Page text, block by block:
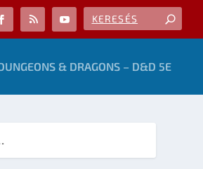
& DRAGONS – D&D 5E